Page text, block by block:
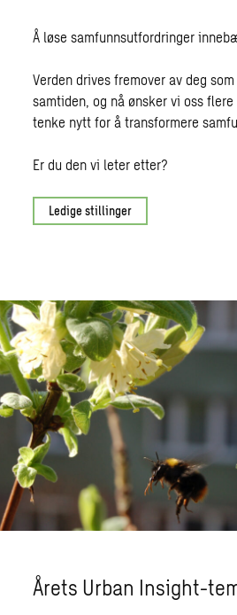
Å løse samfunnsutfordringer
Verden drives fremover av deg
samtiden, og nå ønsker vi oss
tenke nytt for å transformere
Er du den vi leter etter?
Ledige stillinger
Årets Urban Insight-